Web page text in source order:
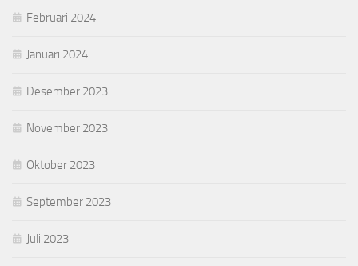
Februari 2024
Januari 2024
Desember 2023
November 2023
Oktober 2023
September 2023
Juli 2023